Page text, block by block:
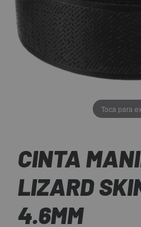
Toca para
CINTA
LIZARD
4.6MM